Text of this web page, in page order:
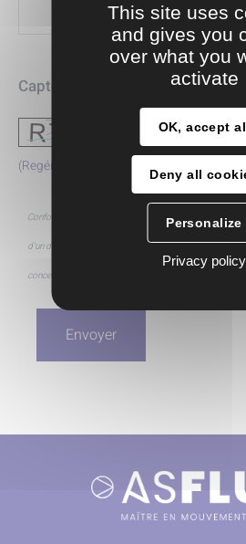
Captcha
(Regénérer)
Conformément à la loi Informatique et Libertés du 6
d'un droit d’accès, de modification, de rectification et
concernant. Afin d'exercer ce droit nous vous invitons à
This site uses
and gives you
over what you
activate
OK, accept
Deny all
Personalize
Privacy policy